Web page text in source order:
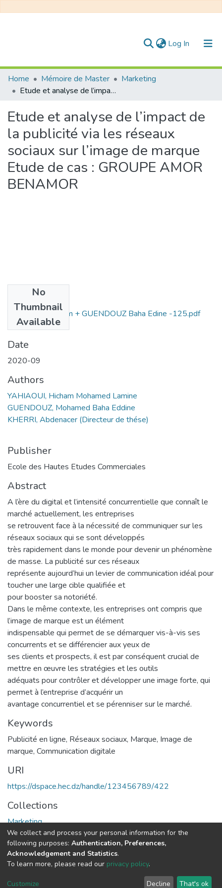
Log In (current)
Communities & Collections
All of DSpace
Statistics
Home Mémoire de Master
Marketing
Etude et analyse de l’impact de la publicité via les réseaux sociaux sur l’image de marque Etude de cas : GROUPE AMOR BENAMOR
Etude et analyse de l’impact de
la publicité via les réseaux
sociaux sur l’image de marque
Etude de cas : GROUPE AMOR
BENAMOR
No
Thumbnail
Available
YAHIAOUI Hichem + GUENDOUZ Baha Edine -125.pdf
(1.76 MB)
Date
2020-09
Authors
YAHIAOUI, Hicham Mohamed Lamine
GUENDOUZ, Mohamed Baha Eddine
KHERRI, Abdenacer (Directeur de thése)
Publisher
Ecole des Hautes Etudes Commerciales
Abstract
A l’ère du digital et l’intensité concurrentielle que connaît le
marché actuellement, les entreprises
se retrouvent face à la nécessité de communiquer sur les
réseaux sociaux qui se sont développés
très rapidement dans le monde pour devenir un phénomène
de masse. La publicité sur ces réseaux
représente aujourd’hui un levier de communication idéal pour
toucher une large cible qualifiée et
pour booster sa notoriété.
Dans le même contexte, les entreprises ont compris que
l’image de marque est un élément
indispensable qui permet de se démarquer vis-à-vis ses
concurrents et se différencier aux yeux de
ses clients et prospects, il est par conséquent crucial de
mettre en œuvre les stratégies et les outils
adéquats pour contrôler et développer une image forte, qui
permet à l’entreprise d’acquérir un
avantage concurrentiel et se pérenniser sur le marché.
Keywords
Publicité en ligne, Réseaux sociaux, Marque, Image de
marque, Communication digitale
URI
https://dspace.hec.dz/handle/123456789/422
Collections
Marketing
Full item page
DSpace software copyright © 2002-2026
Cookie
End User
Send
We collect and process your personal information for the
following purposes: Authentication, Preferences,
Acknowledgement and Statistics.
To learn more, please read our privacy policy.
Customize Decline That's ok